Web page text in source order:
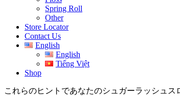
Spring Roll
Other
Store Locator
Contact Us
English
English
Tiếng Việt
Shop
これらのヒントであなたのシュガーラッシュス